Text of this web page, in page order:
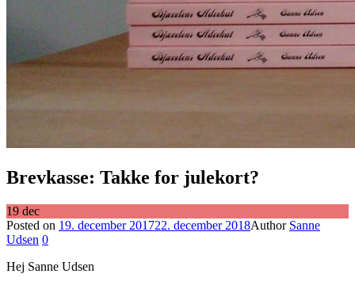
Brevkasse: Takke for julekort?
19 dec
Posted on 19. december 201722. december 2018Author Sanne
Udsen 0
Hej Sanne Udsen